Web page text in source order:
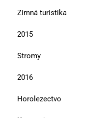
Zimná turistika
2015
Stromy
2016
Horolezectvo